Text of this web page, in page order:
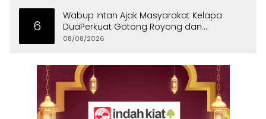
6
Wabup Intan Ajak Masyarakat Kelapa
DuaPerkuat Gotong Royong dan
Persatuan
08/08/2026